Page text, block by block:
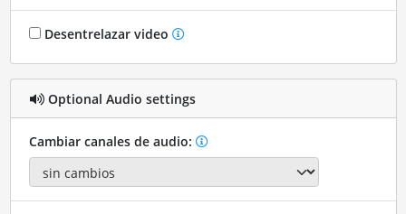
Desentrelazar video
Optional Audio settings
Cambiar canales de audio: